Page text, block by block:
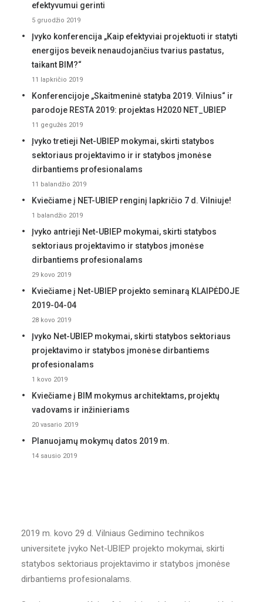
efektyvumui gerinti
5 gruodžio 2019
Įvyko konferencija „Kaip efektyviai projektuoti ir statyti
energijos beveik nenaudojančius tvarius pastatus,
taikant BIM?“
11 lapkričio 2019
Konferencijoje „Skaitmeninė statyba 2019. Vilnius“ ir
parodoje RESTA 2019: projektas H2020 NET_UBIEP
11 gegužės 2019
Įvyko tretieji Net-UBIEP mokymai, skirti statybos
sektoriaus projektavimo ir ir statybos įmonėse
dirbantiems profesionalams
11 balandžio 2019
Kviečiame į NET-UBIEP renginį lapkričio 7 d. Vilniuje!
1 balandžio 2019
Įvyko antrieji Net-UBIEP mokymai, skirti statybos
sektoriaus projektavimo ir statybos įmonėse
dirbantiems profesionalams
29 kovo 2019
Kviečiame į Net-UBIEP projekto seminarą KLAIPĖDOJE
2019-04-04
28 kovo 2019
Įvyko Net-UBIEP mokymai, skirti statybos sektoriaus
projektavimo ir statybos įmonėse dirbantiems
profesionalams
1 kovo 2019
Kviečiame į BIM mokymus architektams, projektų
vadovams ir inžinieriams
20 vasario 2019
Planuojamų mokymų datos 2019 m.
14 sausio 2019
2019 m. kovo 29 d. Vilniaus Gedimino technikos
universitete įvyko Net-UBIEP projekto mokymai, skirti
statybos sektoriaus projektavimo ir statybos įmonėse
dirbantiems profesionalams.